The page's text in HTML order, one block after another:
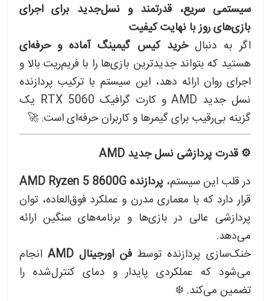
سیستمی سریع، قدرتمند و نسل‌جدید برای اجرای
بازی‌های روز با نهایت کیفیت
اگر به دنبالخرید کیس گیمینگ آماده و حرفه‌ای
هستید که بتواند جدیدترین بازی‌ها را با فریم‌ریت بالا و
اجرای روان ارائه دهد، این سیستم با ترکیب پردازنده
نسل جدید AMD و کارت گرافیک RTX 5060 یک
گزینه بی‌رقیب برای گیمرها و کاربران حرفه‌ای است. 🚀
⚙️ قدرت پردازشی نسل جدید AMD
در قلب این سیستم، پردازنده AMD Ryzen 5 8600G
قرار دارد که با معماری مدرن و عملکرد فوق‌العاده، توان
پردازشی عالی در بازی‌ها و برنامه‌های سنگین ارائه
می‌دهد.
خنک‌سازی پردازنده توسطفن اورجینال AMD
انجام
می‌شود که عملکردی پایدار و دمای کنترل‌شده را
تضمین می‌کند. ❄️